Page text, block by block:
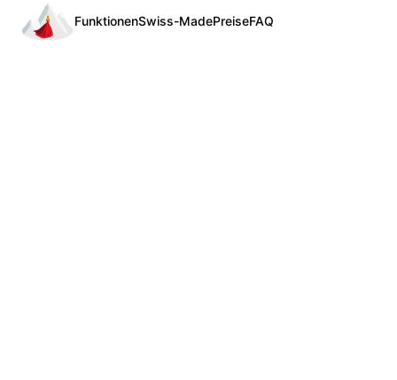
FunktionenSwiss-MadePreiseFAQ